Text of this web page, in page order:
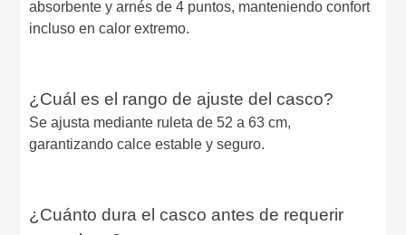
absorbente y arnés de 4 puntos, manteniendo confort
incluso en calor extremo.
¿Cuál es el rango de ajuste del casco?
Se ajusta mediante ruleta de 52 a 63 cm,
garantizando calce estable y seguro.
¿Cuánto dura el casco antes de requerir